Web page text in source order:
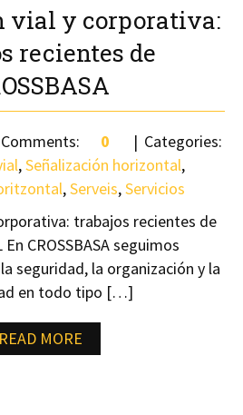
vial y corporativa:
recientes de
Comments: 0
Categories:
,Señalización horizontal,
,Serveis,Servicios
trabajos recientes de
En CROSSBASA seguimos
seguridad, la organización y la
en todo tipo […]
READ MORE